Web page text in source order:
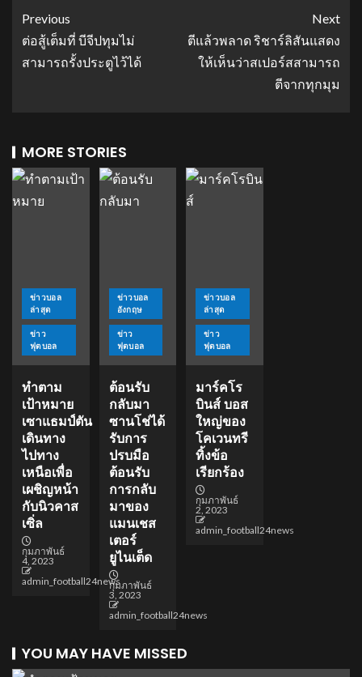
Previous
ต่อสู้เต็มที่ บีจีปทุมไม่
สามารถรั้งประตูไว้ได้
Next
ตีแล้วพลาด ริชาร์ลิสันแสดง
ให้เห็นว่าสเปอร์สสามารถ
ตีจากทุกมุม
MORE STORIES
ข่าวบอล
ล่าสุด
ข่าว
ฟุตบอล
ทำตาม
เป้าหมาย
เซาแธมป์ตัน
เดินทาง
ไปทาง
เหนือเพื่อ
เผชิญหน้า
กับนิวคาส
เซิ่ล
กุมภาพันธ์
4, 2023
admin_football24news
ข่าวบอล
อังกฤษ
ข่าว
ฟุตบอล
ต้อนรับ
กลับมา
ซานโช่ได้
รับการ
ปรบมือ
ต้อนรับ
การกลับ
มาของ
แมนเชส
เตอร์
ยูไนเต็ด
กุมภาพันธ์
3, 2023
admin_football24news
ข่าวบอล
ล่าสุด
ข่าว
ฟุตบอล
มาร์คโร
บินส์ บอส
ใหญ่ของ
โคเวนทรี
ทิ้งข้อ
เรียกร้อง
กุมภาพันธ์
2, 2023
admin_football24news
YOU MAY HAVE MISSED